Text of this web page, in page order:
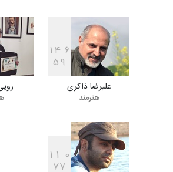
ششمین جشنوارۀ
کارتون «لبخند
دهمین جشنوارۀ
کارتون گالوی ،
یازدهمین مسابقۀ
1 4 6
59
علیرضا ذاکری
هنرمند
1 1 0
77